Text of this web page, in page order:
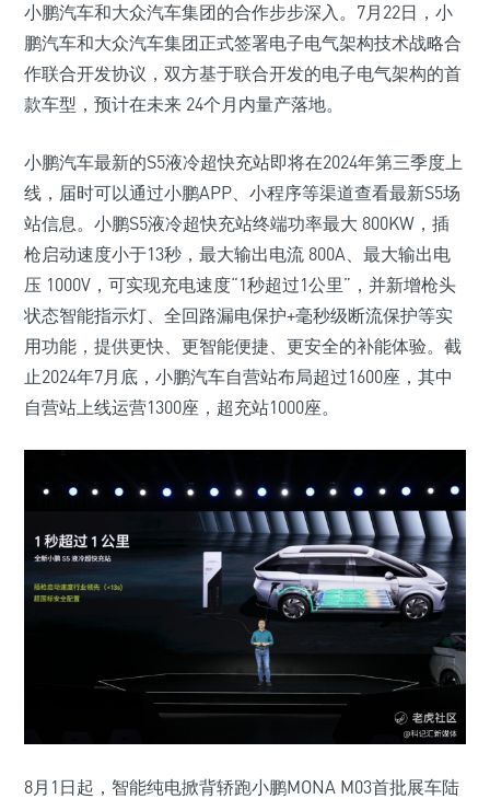
小鹏汽车和大众汽车集团的合作步步深入。7月22日，小
鹏汽车和大众汽车集团正式签署电子电气架构技术战略合
作联合开发协议，双方基于联合开发的电子电气架构的首
款车型，预计在未来 24个月内量产落地。
小鹏汽车最新的S5液冷超快充站即将在2024年第三季度上
线，届时可以通过小鹏APP、小程序等渠道查看最新S5场
站信息。小鹏S5液冷超快充站终端功率最大 800KW，插
枪启动速度小于13秒，最大输出电流 800A、最大输出电
压 1000V，可实现充电速度“1秒超过1公里”，并新增枪头
状态智能指示灯、全回路漏电保护+毫秒级断流保护等实
用功能，提供更快、更智能便捷、更安全的补能体验。截
止2024年7月底，小鹏汽车自营站布局超过1600座，其中
自营站上线运营1300座，超充站1000座。
8月1日起，智能纯电掀背轿跑小鹏MONA M03首批展车陆